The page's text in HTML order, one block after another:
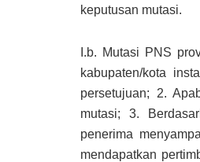
keputusan mutasi.
I.b. Mutasi PNS
kabupaten/kota
persetujuan; 2.
mutasi; 3.
penerima
mendapatkan